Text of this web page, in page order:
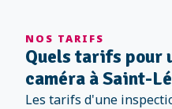
NOS TARIFS
Quels tarifs pour
caméra à Saint-
Les tarifs d'une